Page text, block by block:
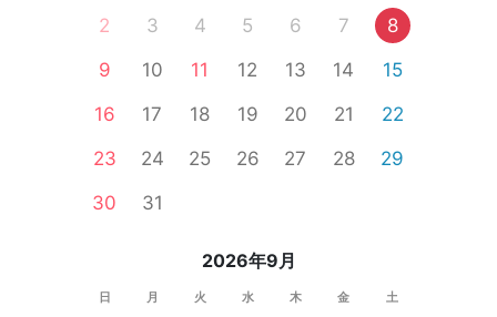
2
3 4 5 6 7
8
9
10 11 12 13 14
15
16
17 18 19 20 21
22
23
24 25 26 27 28
29
30
31
2026年9月
日 月 火 水 木 金 土